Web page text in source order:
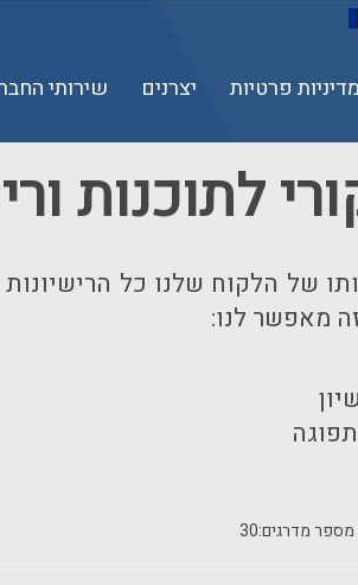
מדיניות פרטיות יצרנים שירותי
לתוכנות
של הלקוח שלנו כל
מאפשר לנו:
מספר מדרגים:30